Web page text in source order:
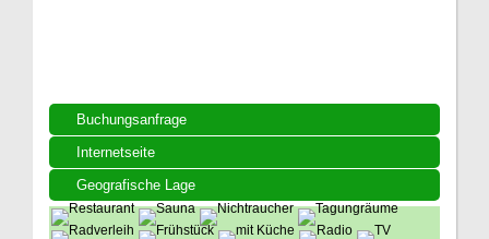
Buchungsanfrage
Internetseite
Geografische Lage